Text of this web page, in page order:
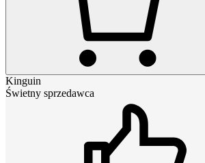
Kinguin
Świetny sprzedawca